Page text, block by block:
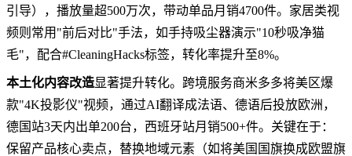
引导），播放量超500万次，带动单品月销4700件。家居类视
频则常用"前后对比"手法，如手持吸尘器演示"10秒吸净猫
毛"，配合#CleaningHacks标签，转化率提升至8%。
本土化内容改造显著提升转化。跨境服务商米多多将美区爆
款"4K投影仪"视频，通过AI翻译成法语、德语后投放欧洲，
德国站3天内出单200台，西班牙站月销500+件。关键在于：
保留产品核心卖点，替换地域元素（如将美国国旗换成欧盟旗